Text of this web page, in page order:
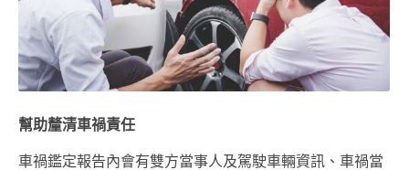
幫助釐清車禍責任
車禍鑑定報告內會有雙方當事人及駕駛車輛資訊、車禍當